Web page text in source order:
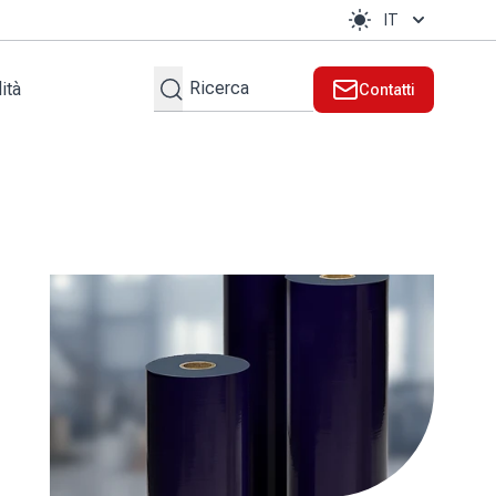
IT
Cerca
Contatti